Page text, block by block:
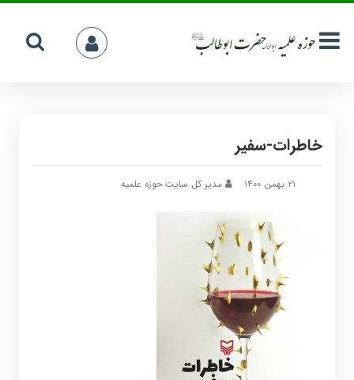
خاطرات-سفیر
مدیر کل سایت حوزه علمیه